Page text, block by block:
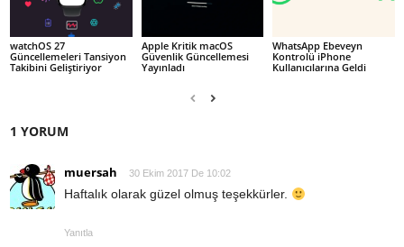
watchOS 27
Güncellemeleri Tansiyon
Takibini Geliştiriyor
Apple Kritik macOS
Güvenlik Güncellemesi
Yayınladı
WhatsApp Ebeveyn
Kontrolü iPhone
Kullanıcılarına Geldi
1 YORUM
muersah 30 Ekim 2017 De 10:02
Haftalık olarak güzel olmuş teşekkürler.
Yanıtla